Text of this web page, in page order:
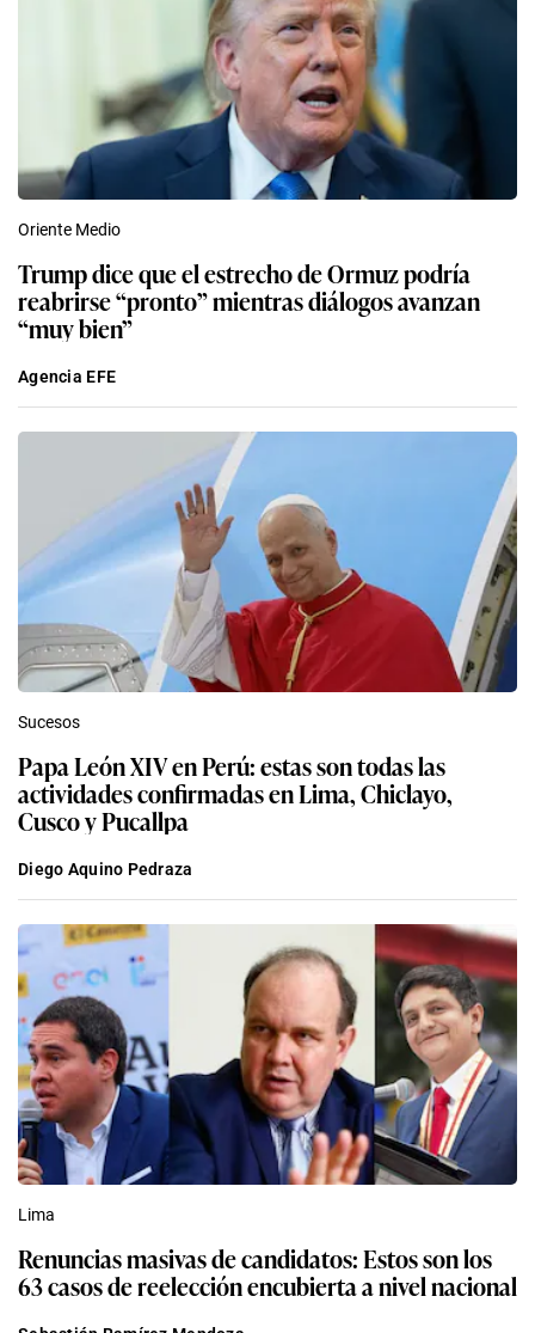
Oriente Medio
Trump dice que el estrecho de Ormuz podría
reabrirse “pronto” mientras diálogos avanzan
“muy bien”
Agencia EFE
Sucesos
Papa León XIV en Perú: estas son todas las
actividades confirmadas en Lima, Chiclayo,
Cusco y Pucallpa
Diego Aquino Pedraza
Lima
Renuncias masivas de candidatos: Estos son los
63 casos de reelección encubierta a nivel nacional